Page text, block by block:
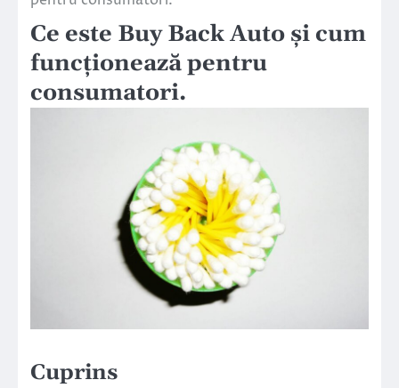
Ce este Buy Back Auto și cum
funcționează pentru
consumatori.
Cuprins